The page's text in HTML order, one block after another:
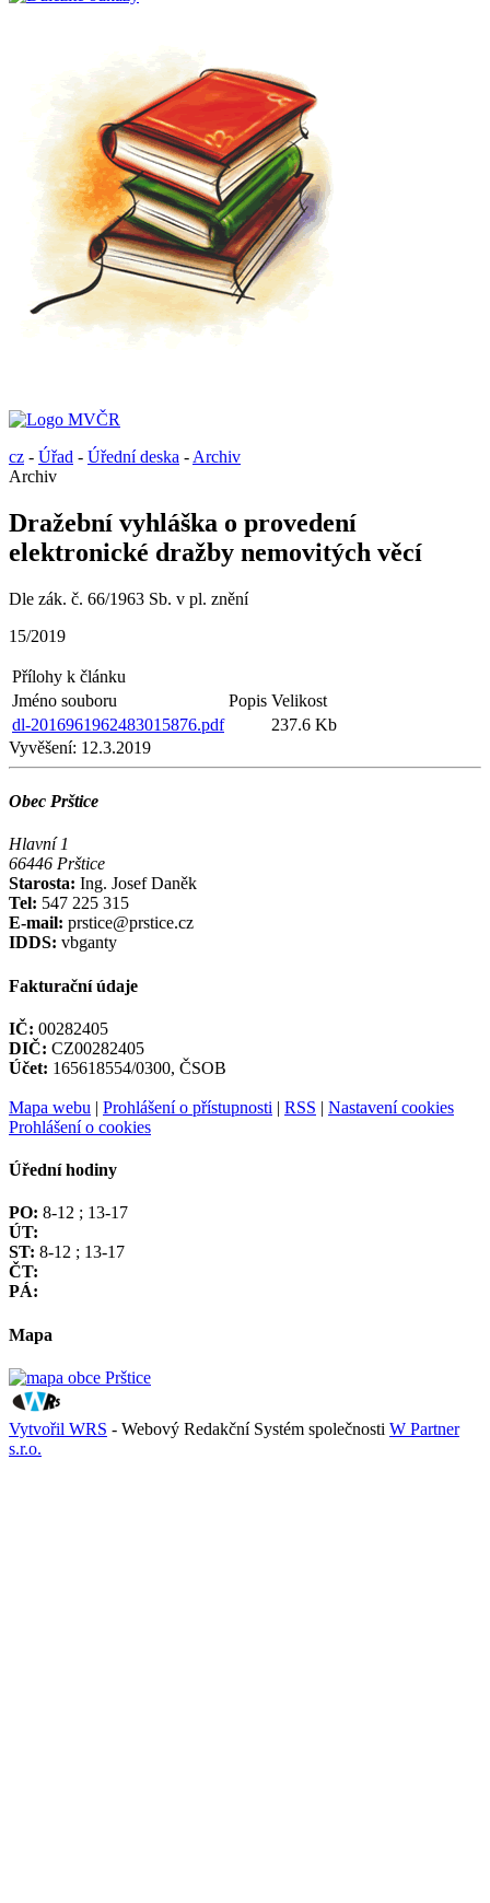
cz - Úřad - Úřední deska - Archiv
Archiv
Dražební vyhláška o provedení
elektronické dražby nemovitých věcí
Dle zák. č. 66/1963 Sb. v pl. znění
15/2019
Přílohy k článku
Jméno souboru
Popis Velikost
dl-2016961962483015876.pdf
237.6 Kb
Vyvěšení: 12.3.2019
Obec Prštice
Hlavní 1
66446 Prštice
Starosta: Ing. Josef Daněk
Tel: 547 225 315
E-mail: prstice@prstice.cz
IDDS: vbganty
Fakturační údaje
IČ: 00282405
DIČ: CZ00282405
Účet: 165618554/0300, ČSOB
Mapa webu | Prohlášení o přístupnosti | RSS | Nastavení cookies
Prohlášení o cookies
Úřední hodiny
PO: 8-12 ; 13-17
ÚT:
ST: 8-12 ; 13-17
ČT:
PÁ:
Mapa
Vytvořil WRS - Webový Redakční Systém společnosti W Partner
s.r.o.